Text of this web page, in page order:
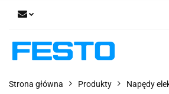
Strona główna Produkty Napędy